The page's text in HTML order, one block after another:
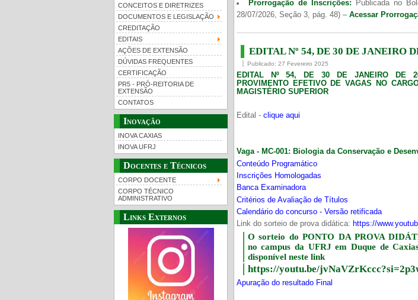
CONCEITOS E DIRETRIZES
DOCUMENTOS E LEGISLAÇÃO
CREDITAÇÃO
EDITAIS
AÇÕES DE EXTENSÃO
DÚVIDAS FREQUENTES
CERTIFICAÇÃO
PR5 - PRÓ-REITORIA DE
EXTENSÃO
CONTATOS
Inovação
INOVA CAXIAS
INOVA UFRJ
Docentes e Técnicos
CORPO DOCENTE
CORPO TÉCNICO
ADMINISTRATIVO
Links Externos
Prorrogação de Inscrições: Publicada no
28/07/2026, Seção 3, pág. 48) – Acessar
EDITAL Nº 54, DE 30 DE JANEIRO
Publicado: 27 Fevereiro 2025
EDITAL Nº 54, DE 30 DE JANEIRO DE
PROVIMENTO EFETIVO DE VAGAS NO
MAGISTÉRIO SUPERIOR
Edital - clique aqui
Vaga - MC-001: Biologia da Conservação e
Conteúdo Programático
Inscrições Homologadas
Banca Examinadora
Critérios de Avaliação de Títulos
Calendário do concurso - Versão retificada
Link do sorteio de prova didática: https://
O sorteio do PONTO DA PROVA
no campus da UFRJ em Duque de
disponível neste link
https://youtu.be/
Apuração do resultado Final